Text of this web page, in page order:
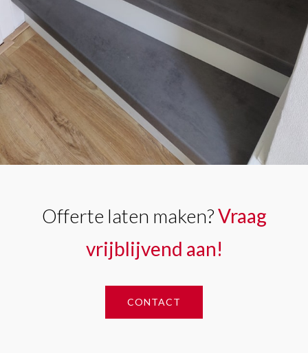
Offerte laten maken?Vraag
vrijblijvend aan!
CONTACT